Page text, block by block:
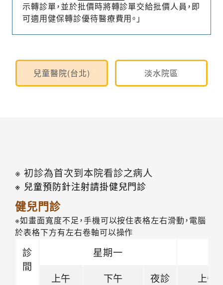
示轉診單，並於批價時將轉診單交給批價人員，即
可適用健保轉診優待醫療費用。」
兒童醫院(台北) 淡水院區
※ 初診為首次到本院看診之病人
※ 兒童預防針注射請掛健兒門診
健兒門診
※如畫面寬度不足，手機可以按住表格左右滑動，電腦
於表格下方有左右卷軸可以操作
診
間
星期一
上午
下午 夜診
上午